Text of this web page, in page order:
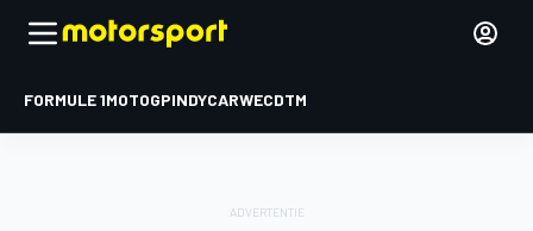
FORMULE 1MOTOGPINDYCARWECDTM